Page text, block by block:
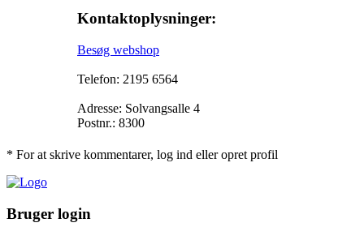
Kontaktoplysninger:
Besøg webshop
Telefon: 2195 6564
Adresse: Solvangsalle 4
Postnr.: 8300
* For at skrive kommentarer, log ind eller opret profil
Bruger login